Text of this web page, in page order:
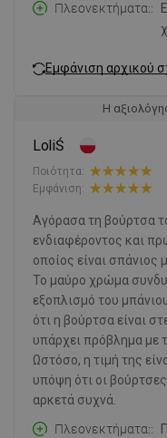
Πλεονεκτήματα:
Εμφάνιση αρχικού
Η
LoliŚ
Ποιότητα:
Εμφάνιση:
Αγόρασα τη βούρτσα
ενδιαφέροντος και
οποίος είναι σπάνιος
Το μαύρο χρώμα
εξοπλισμό του
ότι η βούρτσα είναι
υπάρχει πρόβλημα με
Ωστόσο, η τιμή της
υπόψη ότι οι
αρκετά συχνά.
Πλεονεκτήματα: